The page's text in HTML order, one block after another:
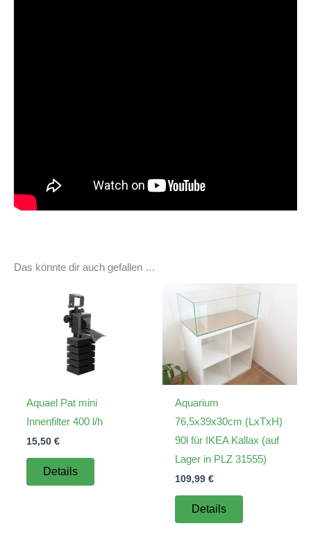
Das könnte dir auch gefallen …
Aquael Pat mini
Innenfilter 400 l/h
15,50 €
Details
Aquarium
76,5x39x30cm (LxTxH)
90l für IKEA Kallax (auf
Lager in PLZ 31555)
109,99 €
Details